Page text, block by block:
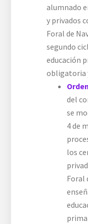
alumnado
y privados
Foral de
segundo
educación
obligatoria
del
se
4 de
los
Foral